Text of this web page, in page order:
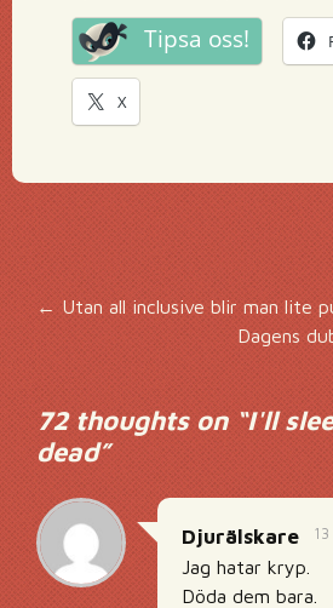
Tipsa oss!
X
←Utan all inclusive blir man lite
Dagens
72 thoughts on “I'll
dead”
Djurälskare
Jag hatar kryp.
Döda dem bara.